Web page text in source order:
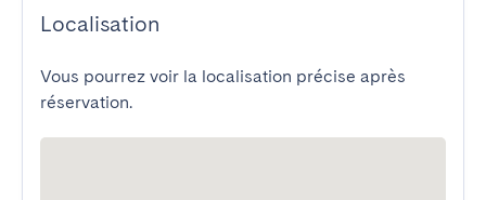
Localisation
Vous pourrez voir la localisation précise après
réservation.